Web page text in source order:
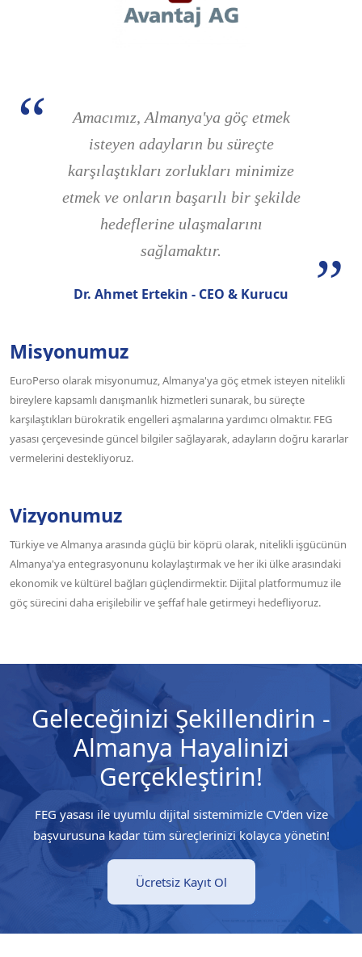
Amacımız, Almanya'ya göç etmek
isteyen adayların bu süreçte
karşılaştıkları zorlukları minimize
etmek ve onların başarılı bir şekilde
hedeflerine ulaşmalarını
sağlamaktır.
Dr. Ahmet Ertekin - CEO & Kurucu
Misyonumuz
EuroPerso olarak misyonumuz, Almanya'ya göç etmek isteyen nitelikli
bireylere kapsamlı danışmanlık hizmetleri sunarak, bu süreçte
karşılaştıkları bürokratik engelleri aşmalarına yardımcı olmaktır. FEG
yasası çerçevesinde güncel bilgiler sağlayarak, adayların doğru kararlar
vermelerini destekliyoruz.
Vizyonumuz
Türkiye ve Almanya arasında güçlü bir köprü olarak, nitelikli işgücünün
Almanya'ya entegrasyonunu kolaylaştırmak ve her iki ülke arasındaki
ekonomik ve kültürel bağları güçlendirmektir. Dijital platformumuz ile
göç sürecini daha erişilebilir ve şeffaf hale getirmeyi hedefliyoruz.
Geleceğinizi Şekillendirin -
Almanya Hayalinizi
Gerçekleştirin!
FEG yasası ile uyumlu dijital sistemimizle CV'den vize
başvurusuna kadar tüm süreçlerinizi kolayca yönetin!
Ücretsiz Kayıt Ol